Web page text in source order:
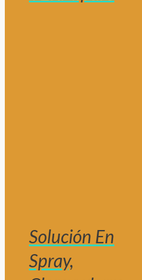
Solución En
Spray,